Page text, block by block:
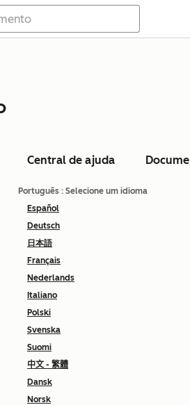
Central de ajuda
Português : Selecione um idioma
Español
Deutsch
日本語
Français
Nederlands
Italiano
Polski
Svenska
Suomi
中文 - 繁體
Dansk
Norsk